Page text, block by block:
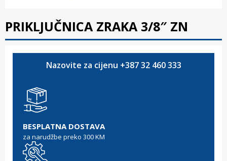
PRIKLJUČNICA ZRAKA 3/8″ ZN
Nazovite za cijenu +387 32 460 333
BESPLATNA DOSTAVA
za narudžbe preko 300 KM